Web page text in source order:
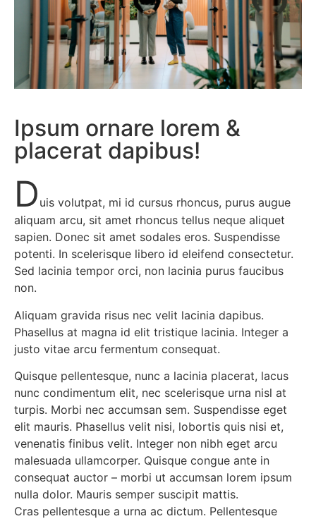
Ipsum ornare lorem &
placerat dapibus!
D uis volutpat, mi id cursus rhoncus, purus augue
aliquam arcu, sit amet rhoncus tellus neque aliquet
sapien. Donec sit amet sodales eros. Suspendisse
potenti. In scelerisque libero id eleifend consectetur.
Sed lacinia tempor orci, non lacinia purus faucibus
non.
Aliquam gravida risus nec velit lacinia dapibus.
Phasellus at magna id elit tristique lacinia. Integer a
justo vitae arcu fermentum consequat.
Quisque pellentesque, nunc a lacinia placerat, lacus
nunc condimentum elit, nec scelerisque urna nisl at
turpis. Morbi nec accumsan sem. Suspendisse eget
elit mauris. Phasellus velit nisi, lobortis quis nisi et,
venenatis finibus velit. Integer non nibh eget arcu
malesuada ullamcorper. Quisque congue ante in
consequat auctor – morbi ut accumsan lorem ipsum
nulla dolor. Mauris semper suscipit mattis.
Cras pellentesque a urna ac dictum. Pellentesque